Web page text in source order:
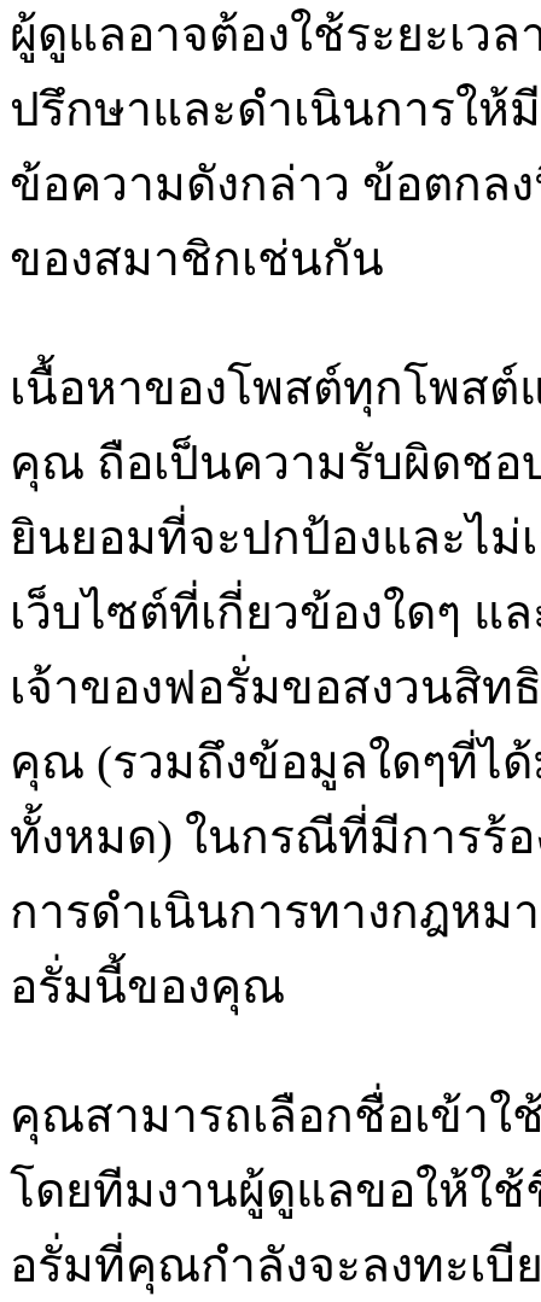
ผู้ดูแลอาจต้องใช้ระยะเว
ปรึกษาและดำเนินการให้
ข้อความดังกล่าว ข้อตกล
ของสมาชิกเช่นกัน
เนื้อหาของโพสต์ทุกโพส
คุณ ถือเป็นความรับผิดช
ยินยอมที่จะปกป้องและไม่
เว็บไซต์ที่เกี่ยวข้องใดๆ
เจ้าของฟอรั่มขอสงวนสิท
คุณ (รวมถึงข้อมูลใดๆที่ไ
ทั้งหมด) ในกรณีที่มีการร้อ
การดำเนินการทางกฎหม
อรั่มนี้ของคุณ
คุณสามารถเลือกชื่อเข้า
โดยทีมงานผู้ดูแลขอให้ใ
อรั่มที่คุณกำลังจะลงทะเ